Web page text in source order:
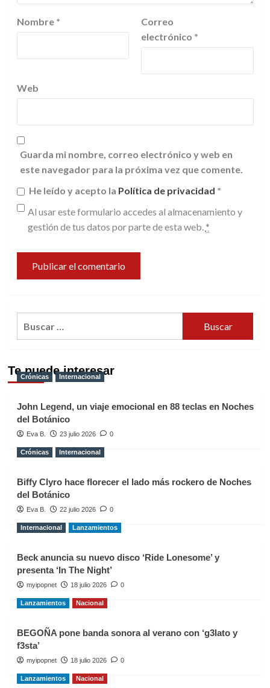
Nombre *
Correo
electrónico *
Web
Guarda mi nombre, correo electrónico y web en
este navegador para la próxima vez que comente.
He leído y acepto la Política de privacidad *
Al usar este formulario accedes al almacenamiento y
gestión de tus datos por parte de esta web. *
Te puede interesar
Crónicas Internacional
John Legend, un viaje emocional en 88 teclas en Noches
del Botánico
Eva B. 23 julio 2026 0
Crónicas Internacional
Biffy Clyro hace florecer el lado más rockero de Noches
del Botánico
Eva B. 22 julio 2026 0
Internacional Lanzamientos
Beck anuncia su nuevo disco ‘Ride Lonesome’ y
presenta ‘In The Night’
myipopnet 18 julio 2026 0
Lanzamientos Nacional
BEGOÑA pone banda sonora al verano con ‘g3lato y
f3sta’
myipopnet 18 julio 2026 0
Lanzamientos Nacional